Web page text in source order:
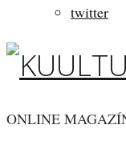
twitter
ONLINE